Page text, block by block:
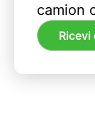
camion